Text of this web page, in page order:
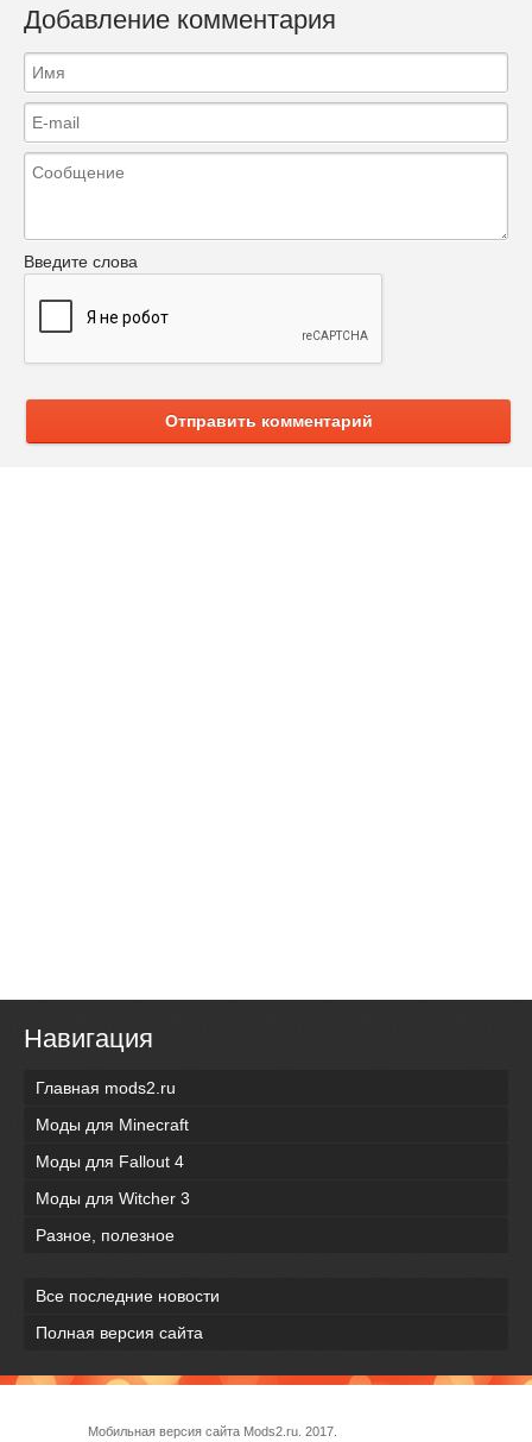
Добавление комментария
Введите слова
Отправить комментарий
Навигация
Главная mods2.ru
Моды для Minecraft
Моды для Fallout 4
Моды для Witcher 3
Разное, полезное
Все последние новости
Полная версия сайта
Мобильная версия сайта Mods2.ru. 2017.